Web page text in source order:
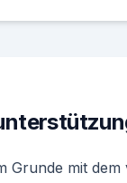
Grunde mit dem